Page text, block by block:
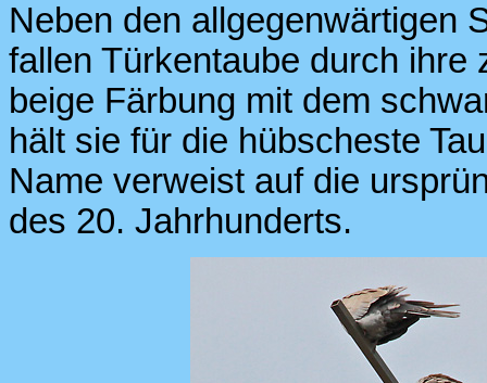
Neben den allgegenwärtigen
fallen Türkentaube durch ihre
beige Färbung mit dem
hält sie für die hübscheste
Name verweist auf die
des 20. Jahrhunderts.